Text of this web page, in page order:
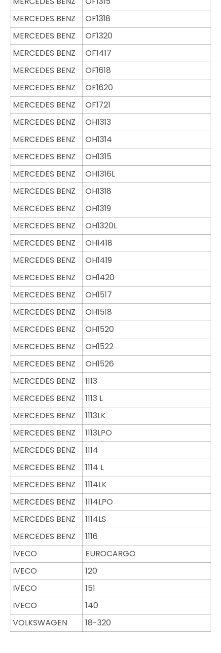
MERCEDES BENZ
OF1318
MERCEDES BENZ
OF1320
MERCEDES BENZ
OF1417
MERCEDES BENZ
OF1618
MERCEDES BENZ
OF1620
MERCEDES BENZ
OF1721
MERCEDES BENZ
OH1313
MERCEDES BENZ
OH1314
MERCEDES BENZ
OH1315
MERCEDES BENZ
OH1316L
MERCEDES BENZ
OH1318
MERCEDES BENZ
OH1319
MERCEDES BENZ
OH1320L
MERCEDES BENZ
OH1418
MERCEDES BENZ
OH1419
MERCEDES BENZ
OH1420
MERCEDES BENZ
OH1517
MERCEDES BENZ
OH1518
MERCEDES BENZ
OH1520
MERCEDES BENZ
OH1522
MERCEDES BENZ
OH1526
MERCEDES BENZ
1113
MERCEDES BENZ
1113 L
MERCEDES BENZ
1113LK
MERCEDES BENZ
1113LPO
MERCEDES BENZ
1114
MERCEDES BENZ
1114 L
MERCEDES BENZ
1114LK
MERCEDES BENZ
1114LPO
MERCEDES BENZ
1114LS
MERCEDES BENZ
1116
IVECO
EUROCARGO
IVECO
120
IVECO
151
IVECO
140
VOLKSWAGEN
18-320